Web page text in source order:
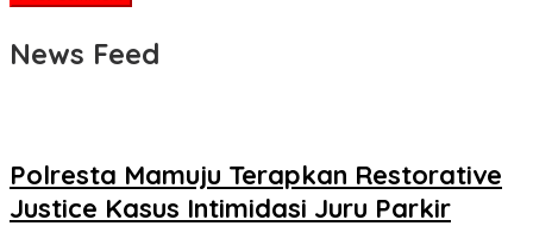
News Feed
Polresta Mamuju Terapkan Restorative
Justice Kasus Intimidasi Juru Parkir